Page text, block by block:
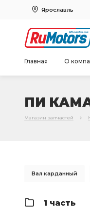
Ярославль
Главная О
ПИ
Магазин запчастей
Вал карданный
1 часть